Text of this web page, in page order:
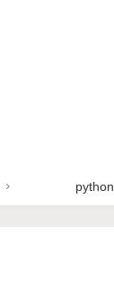
python